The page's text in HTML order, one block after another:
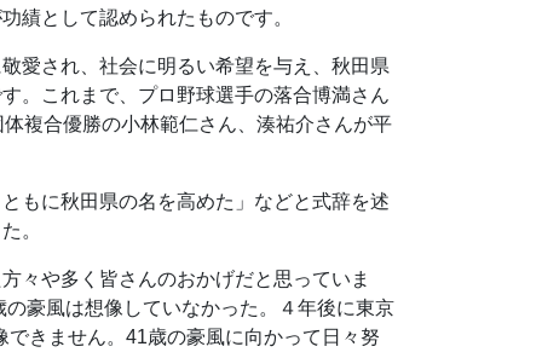
績として認められたものです。
愛され、社会に明るい希望を与え、秋田県
。これまで、プロ野球選手の落合博満さん
複合優勝の小林範仁さん、湊祐介さんが平
もに秋田県の名を高めた」などと式辞を述
。
々や多く皆さんのおかげだと思っていま
豪風は想像していなかった。４年後に東京
きません。41歳の豪風に向かって日々努